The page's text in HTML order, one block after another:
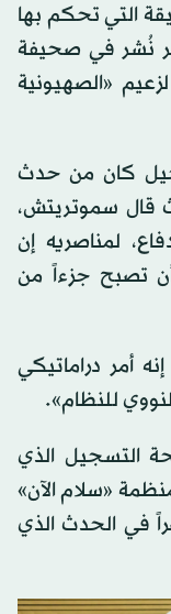
التي تحكم بها
نُشر في صحيفة
«الصهيونية
كان من حدث
قال سموتريتش،
لمناصريه إن
تصبح جزءاً من
أمر دراماتيكي
للنظام».
التسجيل الذي
«سلام الآن»
في الحدث الذي